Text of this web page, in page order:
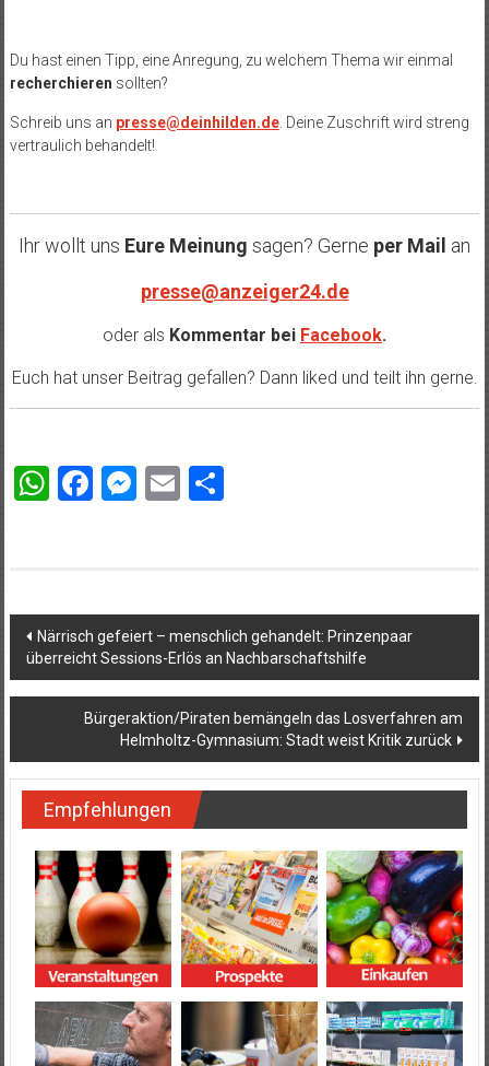
Du hast einen Tipp, eine Anregung, zu welchem Thema wir einmal
recherchieren sollten?
Schreib uns an presse@deinhilden.de. Deine Zuschrift wird streng
vertraulich behandelt!
Ihr wollt uns Eure Meinung sagen? Gerne per Mail an
presse@anzeiger24.de
oder als Kommentar bei Facebook.
Euch hat unser Beitrag gefallen? Dann liked und teilt ihn gerne.
WhatsApp
Facebook
Messenger
EmailTeilen
Beitragsnavigation
Närrisch gefeiert – menschlich gehandelt: Prinzenpaar
überreicht Sessions-Erlös an Nachbarschaftshilfe
Bürgeraktion/Piraten bemängeln das Losverfahren am
Helmholtz-Gymnasium: Stadt weist Kritik zurück
Empfehlungen